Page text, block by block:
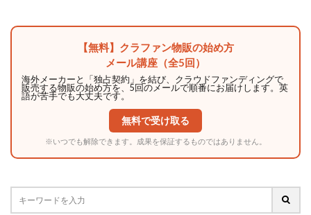
【無料】クラファン物販の始め方
メール講座（全5回）
海外メーカーと「独占契約」を結び、クラウドファンディングで
販売する物販の始め方を、5回のメールで順番にお届けします。英
語が苦手でも大丈夫です。
無料で受け取る
※いつでも解除できます。成果を保証するものではありません。